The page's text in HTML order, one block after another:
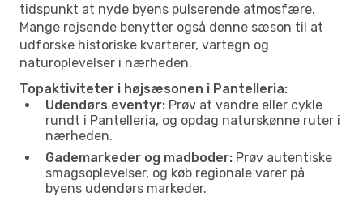
tidspunkt at nyde byens pulserende atmosfære.
Mange rejsende benytter også denne sæson til at
udforske historiske kvarterer, vartegn og
naturoplevelser i nærheden.
Topaktiviteter i højsæsonen i Pantelleria:
Udendørs eventyr: Prøv at vandre eller cykle
rundt i Pantelleria, og opdag naturskønne ruter i
nærheden.
Gademarkeder og madboder: Prøv autentiske
smagsoplevelser, og køb regionale varer på
byens udendørs markeder.